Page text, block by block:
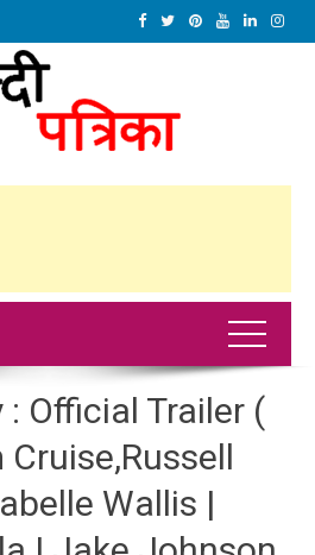
Official Trailer (
Wallis |